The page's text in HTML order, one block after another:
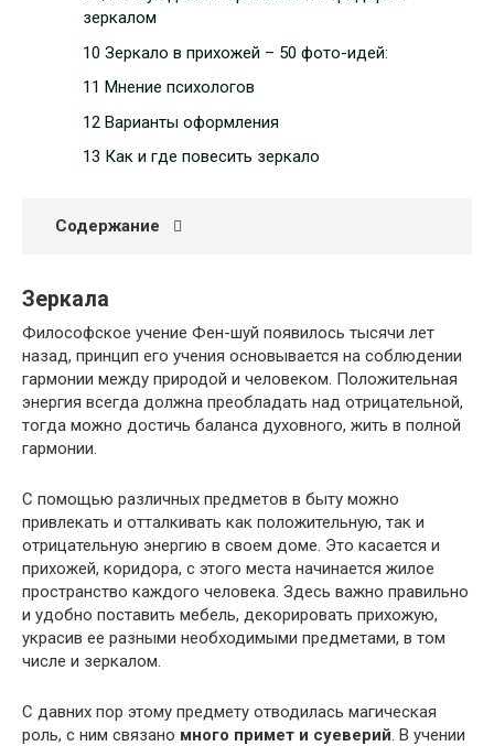
зеркалом
10 Зеркало в прихожей – 50 фото-идей:
11 Мнение психологов
12 Варианты оформления
13 Как и где повесить зеркало
Содержание
Зеркала
Философское учение Фен-шуй появилось тысячи лет
назад, принцип его учения основывается на соблюдении
гармонии между природой и человеком. Положительная
энергия всегда должна преобладать над отрицательной,
тогда можно достичь баланса духовного, жить в полной
гармонии.
С помощью различных предметов в быту можно
привлекать и отталкивать как положительную, так и
отрицательную энергию в своем доме. Это касается и
прихожей, коридора, с этого места начинается жилое
пространство каждого человека. Здесь важно правильно
и удобно поставить мебель, декорировать прихожую,
украсив ее разными необходимыми предметами, в том
числе и зеркалом.
С давних пор этому предмету отводилась магическая
роль, с ним связано много примет и суеверий. В учении